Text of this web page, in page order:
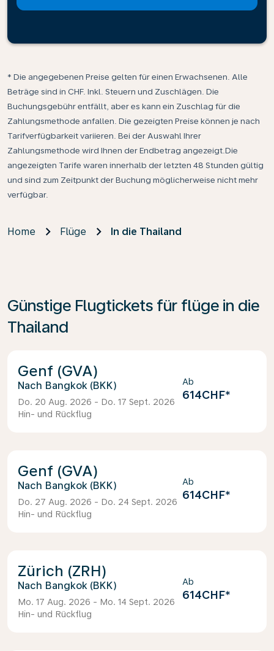
* Die angegebenen Preise gelten für einen Erwachsenen. Alle
Beträge sind in CHF. Inkl. Steuern und Zuschlägen. Die
Buchungsgebühr entfällt, aber es kann ein Zuschlag für die
Zahlungsmethode anfallen. Die gezeigten Preise können je nach
Tarifverfügbarkeit variieren. Bei der Auswahl Ihrer
Zahlungsmethode wird Ihnen der Endbetrag angezeigt.Die
angezeigten Tarife waren innerhalb der letzten 48 Stunden gültig
und sind zum Zeitpunkt der Buchung möglicherweise nicht mehr
verfügbar.
Home Flüge In die Thailand
Günstige Flugtickets für flüge in die
Thailand
Genf (GVA)
Bangkok (BKK)
Do. 20 Aug. 2026 - Do. 17 Sept. 2026
Hin- und Rückflug
Ab
614CHF*
Genf (GVA)
Bangkok (BKK)
Do. 27 Aug. 2026 - Do. 24 Sept. 2026
Hin- und Rückflug
Ab
614CHF*
Zürich (ZRH)
Bangkok (BKK)
Mo. 17 Aug. 2026 - Mo. 14 Sept. 2026
Hin- und Rückflug
Ab
614CHF*